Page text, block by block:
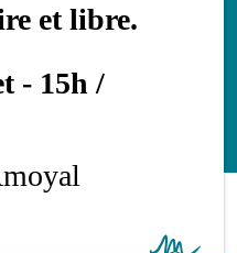
et libre.
- 15h /